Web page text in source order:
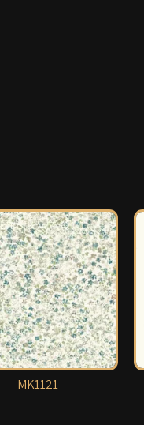
MK1121